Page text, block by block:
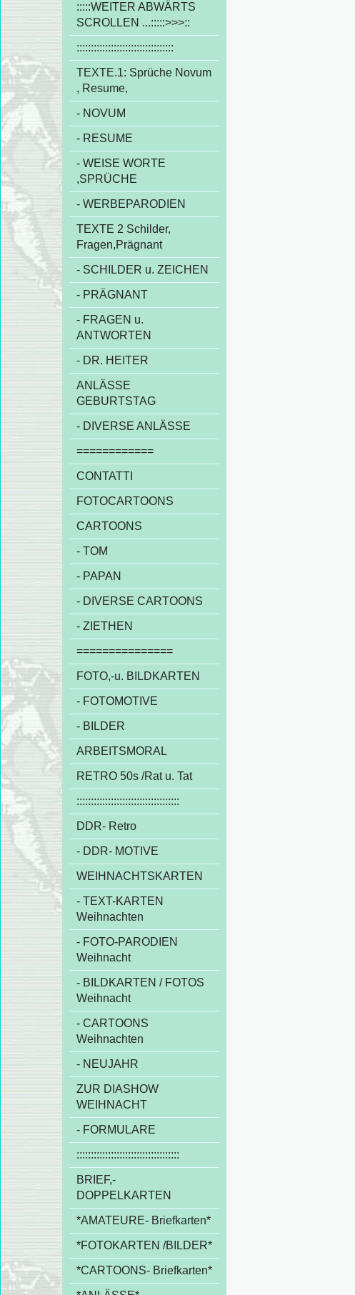
:::::WEITER ABWÄRTS
SCROLLEN ...:::::>>>::
::::::::::::::::::::::::::::::::::
TEXTE.1: Sprüche Novum
, Resume,
- NOVUM
- RESUME
- WEISE WORTE
,SPRÜCHE
- WERBEPARODIEN
TEXTE 2 Schilder,
Fragen,Prägnant
- SCHILDER u. ZEICHEN
- PRÄGNANT
- FRAGEN u.
ANTWORTEN
- DR. HEITER
ANLÄSSE
GEBURTSTAG
- DIVERSE ANLÄSSE
============
CONTATTI
FOTOCARTOONS
CARTOONS
- TOM
- PAPAN
- DIVERSE CARTOONS
- ZIETHEN
===============
FOTO,-u. BILDKARTEN
- FOTOMOTIVE
- BILDER
ARBEITSMORAL
RETRO 50s /Rat u. Tat
::::::::::::::::::::::::::::::::::::
DDR- Retro
- DDR- MOTIVE
WEIHNACHTSKARTEN
- TEXT-KARTEN
Weihnachten
- FOTO-PARODIEN
Weihnacht
- BILDKARTEN / FOTOS
Weihnacht
- CARTOONS
Weihnachten
- NEUJAHR
ZUR DIASHOW
WEIHNACHT
- FORMULARE
::::::::::::::::::::::::::::::::::::
BRIEF,-
DOPPELKARTEN
*AMATEURE- Briefkarten*
*FOTOKARTEN /BILDER*
*CARTOONS- Briefkarten*